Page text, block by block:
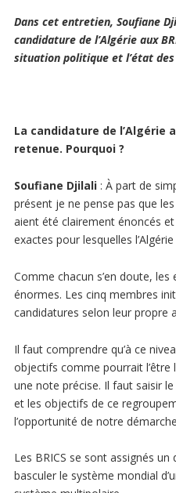
Dans cet entretien, Soufiane
candidature de l’Algérie aux
situation politique et l’état
La candidature de l’Algérie
retenue. Pourquoi ?
Soufiane Djilali: À part de
présent je ne pense pas que
aient été clairement énoncés
exactes pour lesquelles
Comme chacun s’en doute,
énormes. Les cinq membres
candidatures selon leur propre
Il faut comprendre qu’à ce
objectifs comme pourrait l’être
une note précise. Il faut saisir
et les objectifs de ce
l’opportunité de notre
Les BRICS se sont assignés
basculer le système mondial